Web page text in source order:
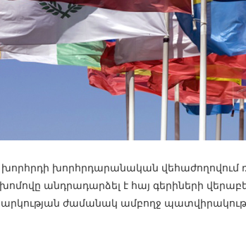
խորհրդարանական վեհաժողովում
անդրադարձել է հայ գերիների
ժամանակ ամբողջ